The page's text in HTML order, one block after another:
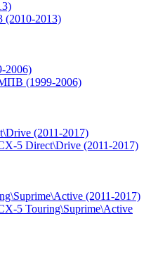
(2010-2013)
(1999-2006)
5 Direct\Drive (2011-2017)
5 Touring\Suprime\Active